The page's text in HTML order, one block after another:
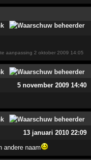
aanpassing2 oktober 2009 14:05
5 november 2009 14:40
13 januari 2010 22:09
andere naam